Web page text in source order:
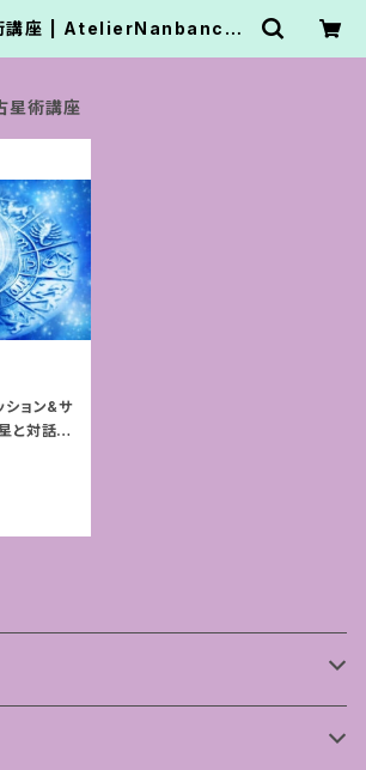
講座 | AtelierNanbancaf
星術講座
ション&サ
と対話す